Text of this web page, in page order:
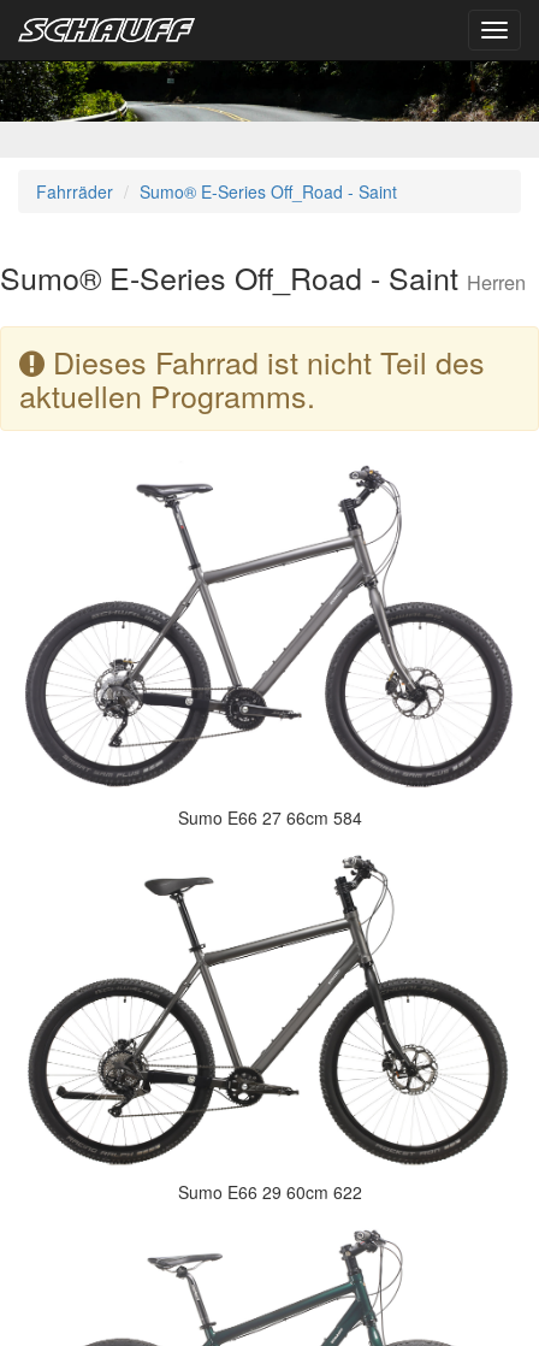
Fahrräder Sumo® E-Series Off_Road - Saint
Sumo® E-Series Off_Road - Saint Herren
Dieses Fahrrad ist nicht Teil des
aktuellen Programms.
Sumo E66 27 66cm 584
Sumo E66 29 60cm 622